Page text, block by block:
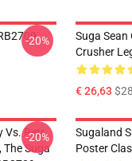
-20%
Suga Sean
Crusher
€ 26,63
Vs. Petr
The Suga
-20%
Sugaland
Poster